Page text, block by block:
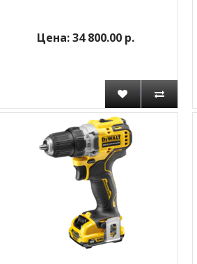
34 800.00 р.